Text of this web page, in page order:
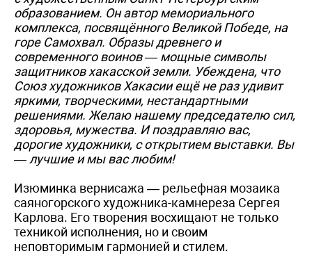
образованием. Он автор мемориального
комплекса, посвящённого Великой Победе, на
горе Самохвал. Образы древнего и
современного воинов — мощные символы
защитников хакасской земли. Убеждена, что
Союз художников Хакасии ещё не раз удивит
яркими, творческими, нестандартными
решениями. Желаю нашему председателю сил,
здоровья, мужества. И поздравляю вас,
дорогие художники, с открытием выставки. Вы
— лучшие и мы вас любим!
Изюминка вернисажа — рельефная мозаика
саяногорского художника-камнереза Сергея
Карлова. Его творения восхищают не только
техникой исполнения, но и своим
неповторимым гармонией и стилем.